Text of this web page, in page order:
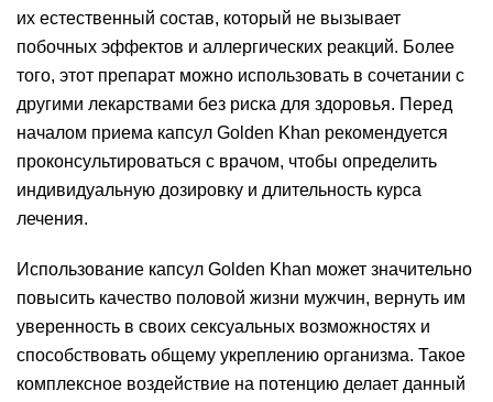
их естественный состав, который не вызывает
побочных эффектов и аллергических реакций. Более
того, этот препарат можно использовать в сочетании с
другими лекарствами без риска для здоровья. Перед
началом приема капсул Golden Khan рекомендуется
проконсультироваться с врачом, чтобы определить
индивидуальную дозировку и длительность курса
лечения.
Использование капсул Golden Khan может значительно
повысить качество половой жизни мужчин, вернуть им
уверенность в своих сексуальных возможностях и
способствовать общему укреплению организма. Такое
комплексное воздействие на потенцию делает данный